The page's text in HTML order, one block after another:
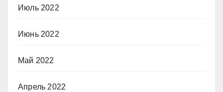
Июль 2022
Июнь 2022
Май 2022
Апрель 2022